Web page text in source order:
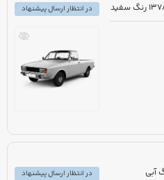
در انتظار ارسال پیشنهاد
در انتظار ارسال پیشنهاد